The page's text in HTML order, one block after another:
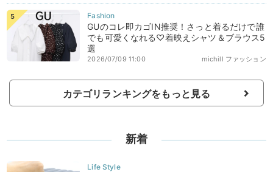
GUのコレ即カゴIN推奨！さっと着るだけで誰
でも可愛くなれる♡着映えシャツ＆ブラウス5
選
michill ファッション
2026/07/09 11:00
カテゴリランキングをもっと見る
新着